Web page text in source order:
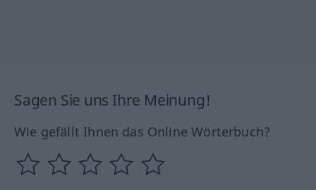
Sagen Sie uns Ihre Meinung!
Wie gefällt Ihnen das Online Wörterbuch?